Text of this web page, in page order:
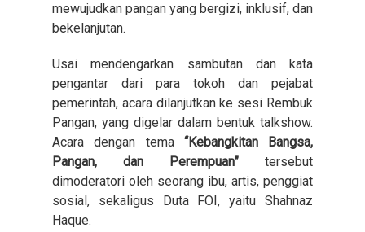
mewujudkan pangan yang bergizi, inklusif, dan
bekelanjutan.
Usai mendengarkan sambutan dan kata
pengantar dari para tokoh dan pejabat
pemerintah, acara dilanjutkan ke sesi Rembuk
Pangan, yang digelar dalam bentuk talkshow.
Acara dengan tema “Kebangkitan Bangsa,
Pangan, dan Perempuan” tersebut
dimoderatori oleh seorang ibu, artis, penggiat
sosial, sekaligus Duta FOI, yaitu Shahnaz
Haque.